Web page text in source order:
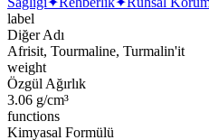
label
Diğer Adı
Afrisit, Tourmaline, Turmalin'it
weight
Özgül Ağırlık
3.06 g/cm³
functions
Kimyasal Formülü